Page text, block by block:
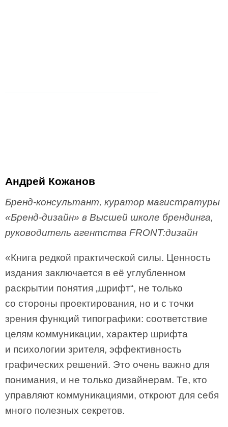
Андрей Кожанов
Бренд-консультант, куратор магистратуры
«Бренд-дизайн» в Высшей школе брендинга,
руководитель агентства FRONT:дизайн
«Книга редкой практической силы. Ценность
издания заключается в её углубленном
раскрытии понятия „шрифт“, не только
со стороны проектирования, но и с точки
зрения функций типографики: соответствие
целям коммуникации, характер шрифта
и психологии зрителя, эффективность
графических решений. Это очень важно для
понимания, и не только дизайнерам. Те, кто
управляют коммуникациями, откроют для себя
много полезных секретов.